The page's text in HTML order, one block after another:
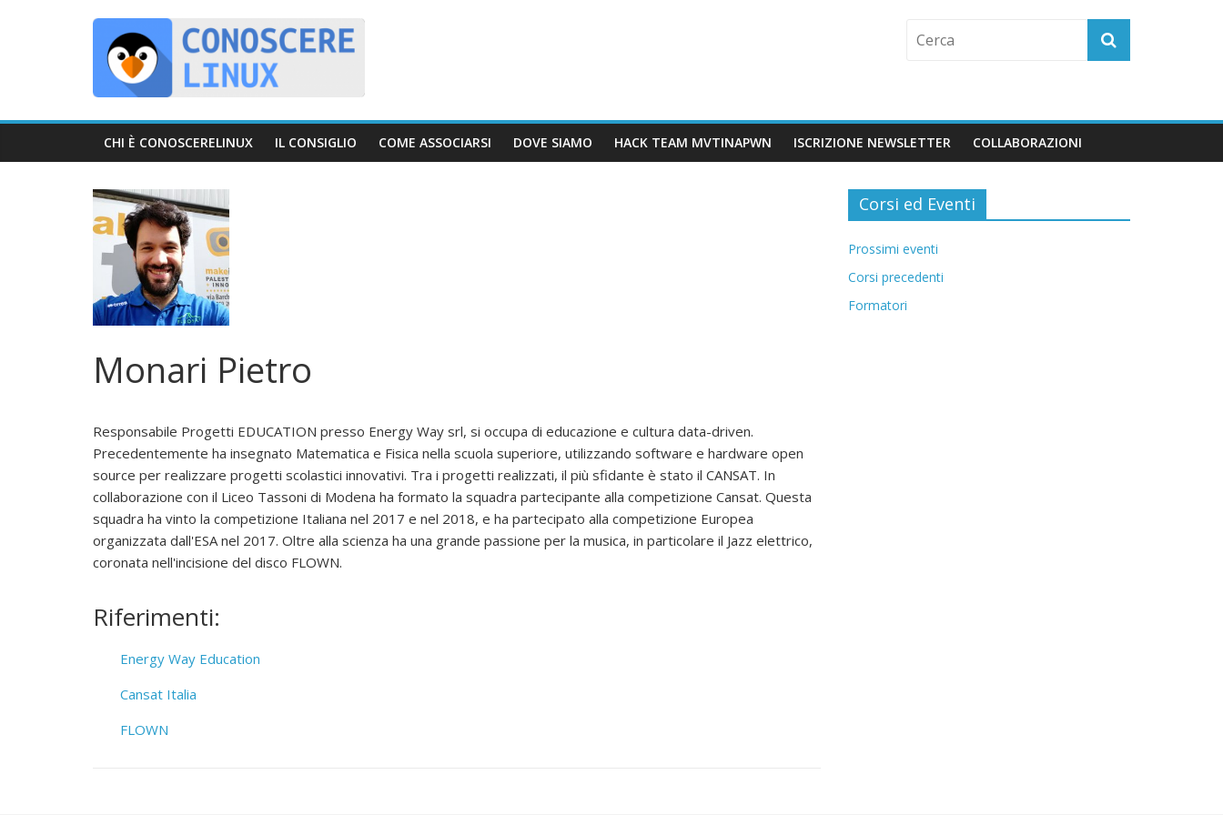
C
o
n
o
s
c
e
r
e
l
i
u
CHI È CONOSCERELINUX IL CONSIGLIO COME ASSOCIARSI DOVE SIAMO HACK TEAM MVTINAPWN ISCRIZIONE NEWSLETTER COLLABORAZIONI
Monari Pietro
Responsabile Progetti EDUCATION presso Energy Way srl, si occupa di educazione e cultura data-driven.
Precedentemente ha insegnato Matematica e Fisica nella scuola superiore, utilizzando software e hardware open
source per realizzare progetti scolastici innovativi. Tra i progetti realizzati, il più sfidante è stato il CANSAT. In
collaborazione con il Liceo Tassoni di Modena ha formato la squadra partecipante alla competizione Cansat. Questa
squadra ha vinto la competizione Italiana nel 2017 e nel 2018, e ha partecipato alla competizione Europea
organizzata dall'ESA nel 2017. Oltre alla scienza ha una grande passione per la musica, in particolare il Jazz elettrico,
coronata nell'incisione del disco FLOWN.
Riferimenti:
Energy Way Education
Cansat Italia
FLOWN
Corsi ed Eventi
Prossimi eventi
Corsi precedenti
Formatori